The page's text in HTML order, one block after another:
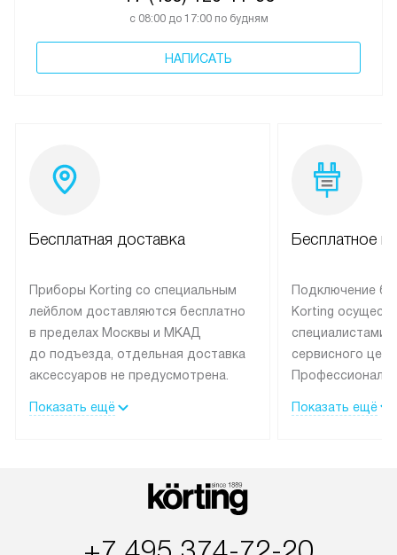
с 08:00 до 17:00 по будням
НАПИСАТЬ
Бесплатная доставка
Приборы Korting со специальным
лейблом доставляются бесплатно
в пределах Москвы и МКАД
до подъезда, отдельная доставка
аксессуаров не предусмотрена.
дополнительно. При заказе
условия доставки и оплаты. Если
товар в наличии, он может быть
трех дней. Доставка в Санкт-
Показать ещё
Бесплатное
Подключение
Korting
специалистами
сервисного
эксплуатации
На
Показать ещё